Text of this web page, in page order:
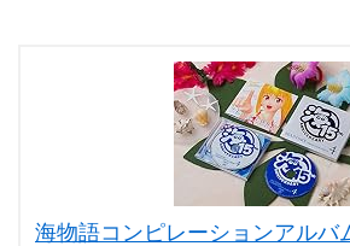
海物語コンピレーションアルバ